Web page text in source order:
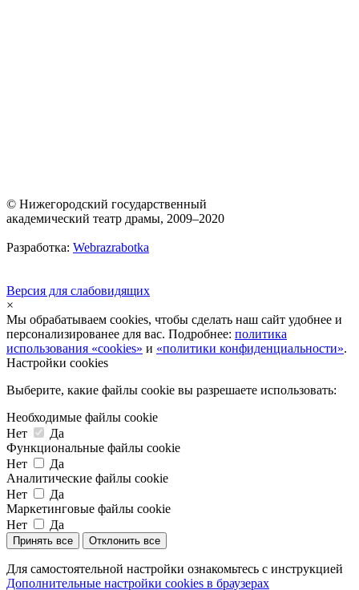
© Нижегородский государственный
академический театр драмы, 2009–2020
Разработка: Webrazrabotka
Версия для слабовидящих
×
Мы обрабатываем cookies, чтобы сделать наш сайт удобнее и
персонализированее для вас. Подробнее: политика
использования «cookies» и «политики конфиденциальности».
Настройки cookies
Выберите, какие файлы cookie вы разрешаете использовать:
Необходимые файлы cookie
Нет
Да
Функциональные файлы cookie
Нет
Да
Аналитические файлы cookie
Нет
Да
Маркетинговые файлы cookie
Нет
Да
Принять все Отклонить все
Для самостоятельной настройки ознакомьтесь с инструкцией
Дополнительные настройки cookies в браузерах